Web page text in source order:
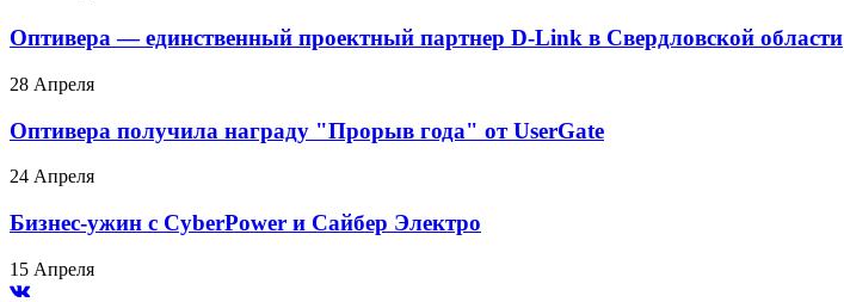
Оптивера — единственный проектный партнер D-Link в Свердловской области
28 Апреля
Оптивера получила награду "Прорыв года" от UserGate
24 Апреля
Бизнес-ужин с CyberPower и Сайбер Электро
15 Апреля